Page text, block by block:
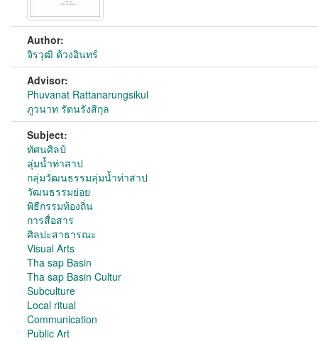
Author:
จิรวุฒิ ด้วงอินทร์
Advisor:
Phuvanat Rattanarungsikul
ภูวนาท รัตนรังสิกุล
Subject:
ทัศนศิลป์
ลุ่มน้ำท่าสาป
กลุ่มวัฒนธรรมลุ่มน้ำท่าสาป
วัฒนธรรมย่อย
พิธีกรรมท้องถิ่น
การสื่อสาร
ศิลปะสาธารณะ
Visual Arts
Tha sap Basin
Tha sap Basin Cultur
Subculture
Local ritual
Communication
Public Art